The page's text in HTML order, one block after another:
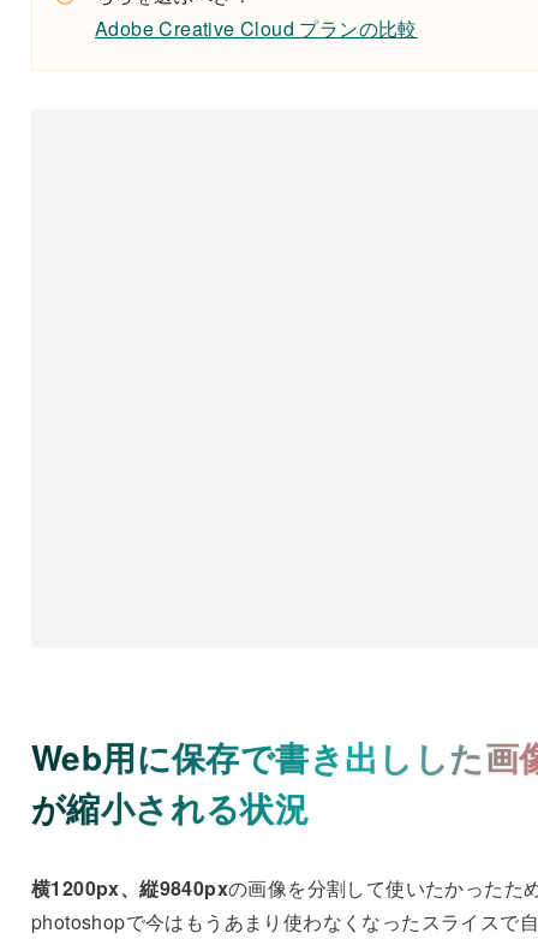
Adobe Creative Cloud プランの比較
Web用に保存で書き出しした画
が縮小される状況
横1200px、縦9840pxの画像を分割して使いたかったた
photoshopで今はもうあまり使わなくなったスライスで